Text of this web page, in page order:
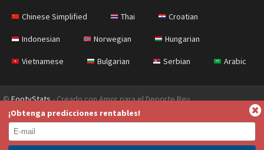
Chinese Simplified Thai Croatian
Indonesian Norwegian Hungarian
Vietnamese Bulgarian Serbian Arabic
©FootyStats- Creado con Amor para el Deporte Rey
Contáctanos
Sobre nosotros Ayuda
Terms & Conditions (English) News (English)
¡Obtenga predicciones rentables!